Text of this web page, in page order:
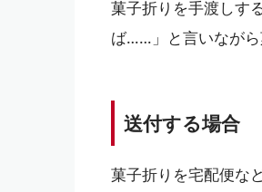
菓子折りを手渡しする
ば……」と言いながら
送付する場合
菓子折りを宅配便な